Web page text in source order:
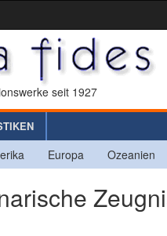
seit 1927
Europa Ozeanien